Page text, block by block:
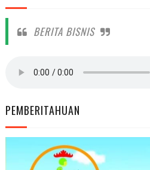
BERITA BISNIS
PEMBERITAHUAN